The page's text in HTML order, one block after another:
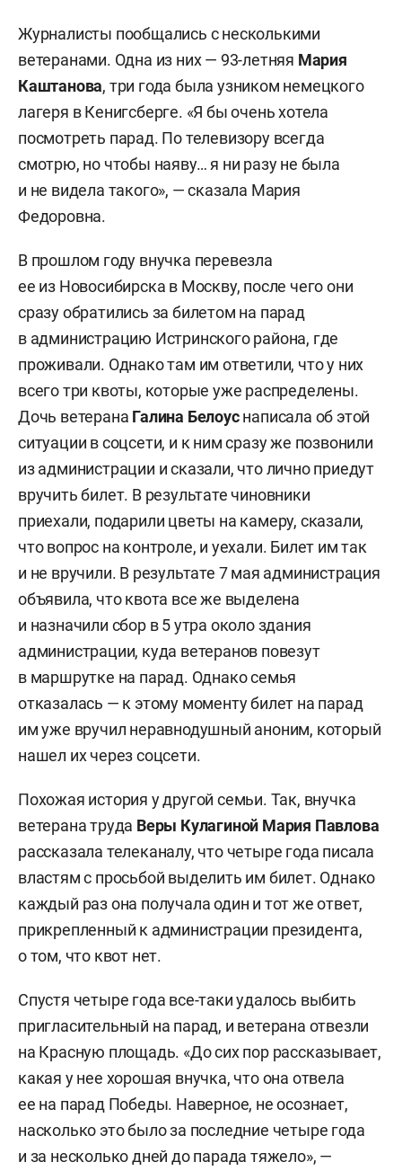
Журналисты пообщались с несколькими
ветеранами. Одна из них — 93-летняя Мария
Каштанова, три года была узником немецкого
лагеря в Кенигсберге. «Я бы очень хотела
посмотреть парад. По телевизору всегда
смотрю, но чтобы наяву… я ни разу не была
и не видела такого», — сказала Мария
Федоровна.
В прошлом году внучка перевезла
ее из Новосибирска в Москву, после чего они
сразу обратились за билетом на парад
в администрацию Истринского района, где
проживали. Однако там им ответили, что у них
всего три квоты, которые уже распределены.
Дочь ветерана Галина Белоуснаписала об этой
ситуации в соцсети, и к ним сразу же позвонили
из администрации и сказали, что лично приедут
вручить билет. В результате чиновники
приехали, подарили цветы на камеру, сказали,
что вопрос на контроле, и уехали. Билет им так
и не вручили. В результате 7 мая администрация
объявила, что квота все же выделена
и назначили сбор в 5 утра около здания
администрации, куда ветеранов повезут
в маршрутке на парад. Однако семья
отказалась — к этому моменту билет на парад
им уже вручил неравнодушный аноним, который
нашел их через соцсети.
Похожая история у другой семьи. Так, внучка
ветерана труда Веры Кулагиной Мария Павлова
рассказала телеканалу, что четыре года писала
властям с просьбой выделить им билет. Однако
каждый раз она получала один и тот же ответ,
прикрепленный к администрации президента,
о том, что квот нет.
Спустя четыре года все-таки удалось выбить
пригласительный на парад, и ветерана отвезли
на Красную площадь. «До сих пор рассказывает,
какая у нее хорошая внучка, что она отвела
ее на парад Победы. Наверное, не осознает,
насколько это было за последние четыре года
и за несколько дней до парада тяжело», —